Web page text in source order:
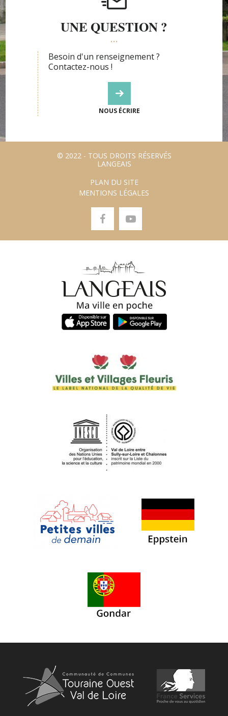
UNE QUESTION ?
Besoin d'un renseignement ?
Contactez-nous !
NOUS ÉCRIRE
© 2022 - TOUS DROITS RÉSERVÉS
LANGEAIS
PLAN DU SITE
MENTIONS LÉGALES